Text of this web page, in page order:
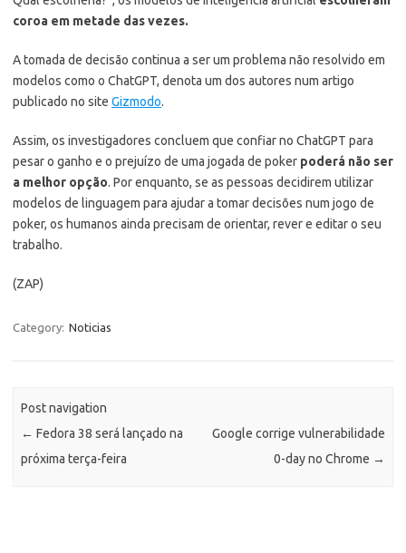
coroa em metade das vezes.
A tomada de decisão continua a ser um problema não resolvido em
modelos como o ChatGPT, denota um dos autores num artigo
publicado no site Gizmodo.
Assim, os investigadores concluem que confiar no ChatGPT para
pesar o ganho e o prejuízo de uma jogada de poker poderá não ser
a melhor opção. Por enquanto, se as pessoas decidirem utilizar
modelos de linguagem para ajudar a tomar decisões num jogo de
poker, os humanos ainda precisam de orientar, rever e editar o seu
trabalho.
(ZAP)
Category: Noticias
Post navigation
← Fedora 38 será lançado na
próxima terça-feira
Google corrige vulnerabilidade
0-day no Chrome →